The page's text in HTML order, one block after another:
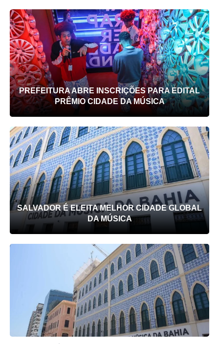
PREFEITURA ABRE INSCRIÇÕES PARA EDITAL
PRÊMIO CIDADE DA MÚSICA
SALVADOR É ELEITA MELHOR CIDADE GLOBAL
DA MÚSICA